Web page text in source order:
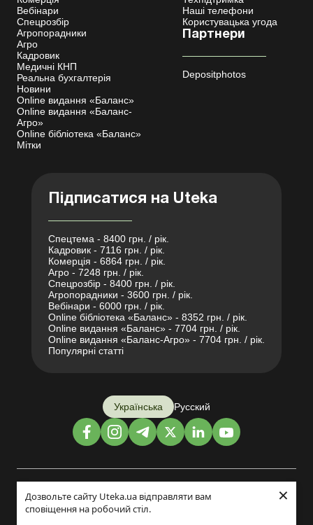
Дозвольте сайту Uteka.ua відправляти вам
сповіщення на робочий стіл.
×
Вебінари
Спецрозбір
Агропорадники
Агро
Кадровик
Медичні КНП
Реальна бухгалтерія
Новини
Online видання «Баланс»
Online видання «Баланс-
Агро»
Online бібліотека «Баланс»
Мітки
Наші телефони
Користувацька угода
Партнери
Depositphotos
Підписатися на Uteka
Спецтема - 8400 грн. / рік.
Кадровик - 7116 грн. / рік.
Комерція - 6864 грн. / рік.
Агро - 7248 грн. / рік.
Спецрозбір - 8400 грн. / рік.
Агропорадники - 3600 грн. / рік.
Вебінари - 6000 грн. / рік.
Online бібліотека «Баланс» - 8352 грн. / рік.
Online видання «Баланс» - 7704 грн. / рік.
Online видання «Баланс-Агро» - 7704 грн. / рік.
Популярні статті
Українська Русский
Дизайн і розробка: